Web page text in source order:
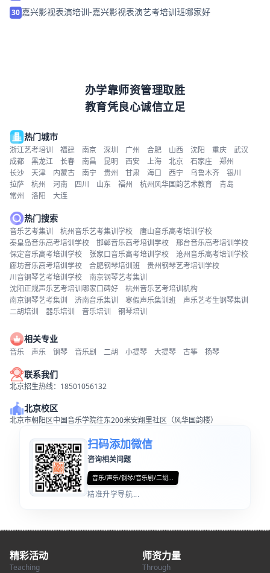
30 嘉兴影视表演培训-嘉兴影视表演艺考培训班哪家好
办学靠师资管理取胜
教育凭良心诚信立足
热门城市
浙江艺考培训 福建 南京 深圳 广州 合肥 山西 沈阳 重庆
武汉
成都
黑龙江 长春 南昌 昆明 西安 上海 北京 石家庄
郑州
长沙
天津 内蒙古 南宁 贵州 甘肃 海口 西宁 乌鲁木齐
银川
拉萨
杭州 河南 四川 山东 福州 杭州风华国韵艺术教育
青岛
常州
洛阳 大连
热门搜索
音乐艺考集训 杭州音乐艺考集训学校
唐山音乐高考培训学校
秦皇岛音乐高考培训学校
邯郸音乐高考培训学校
邢台音乐高考培训学校
保定音乐高考培训学校
张家口音乐高考培训学校
沧州音乐高考培训学校
廊坊音乐高考培训学校
合肥钢琴培训班
贵州钢琴艺考培训学校
川音钢琴艺考培训学校
南京钢琴艺考集训
沈阳正规声乐艺考培训哪家口碑好
杭州音乐艺考培训机构
南京钢琴艺考集训
济南音乐集训 寒假声乐集训班
声乐艺考生钢琴集训
二胡培训
器乐培训 音乐培训 钢琴培训
相关专业
音乐 声乐 钢琴 音乐剧 二胡 小提琴 大提琴 古筝 扬琴
联系我们
北京招生热线：18501056132
北京校区
北京市朝阳区中国音乐学院往东200米安翔里社区（风华国韵楼）
扫码添加微信
咨询相关问题
音乐/声乐/钢琴/音乐剧/二胡...
精准升学导航...
精彩活动
Teaching
师资力量
Through